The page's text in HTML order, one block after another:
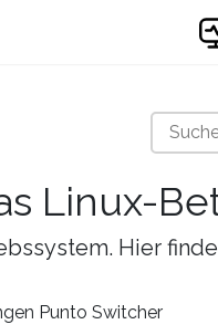
Linux-
Hier
Punto Switcher